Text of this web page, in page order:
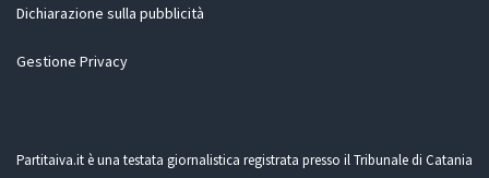
Dichiarazione sulla pubblicità
Gestione Privacy
Partitaiva.it è una testata giornalistica registrata presso il Tribunale di Catania